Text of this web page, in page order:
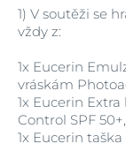
1) V soutěži se
vždy z:
1x Eucerin
vráskám
1x Eucerin
Control SPF
1x Eucerin